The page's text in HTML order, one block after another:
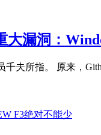
大漏洞：
夫所指。 原来，
F3绝对不能少